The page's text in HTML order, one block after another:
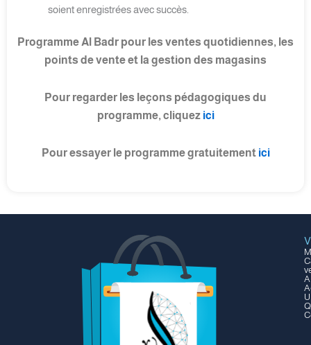
soient enregistrées avec succès.
Programme Al Badr pour les ventes quotidiennes, les
points de vente et la gestion des magasins
Pour regarder les leçons pédagogiques du
programme, cliquez ici
Pour essayer le programme gratuitementici